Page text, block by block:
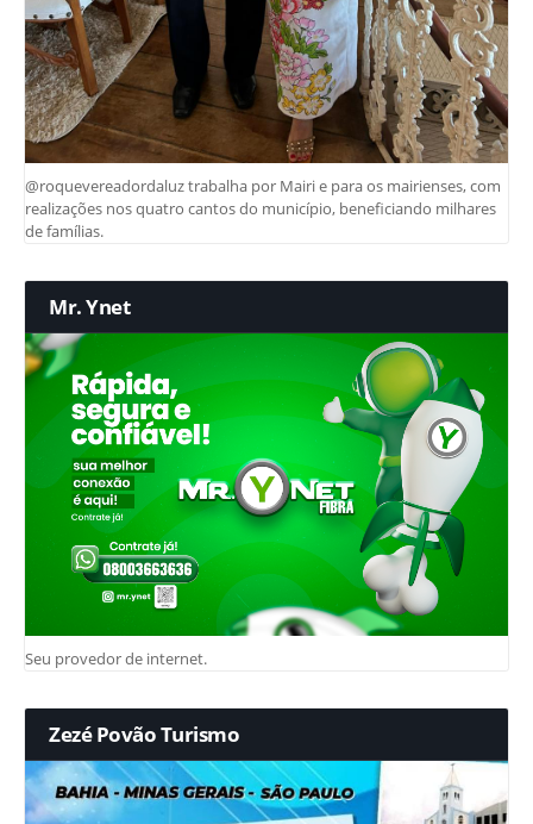
@roquevereadordaluz trabalha por Mairi e para os mairienses, com
realizações nos quatro cantos do município, beneficiando milhares
de famílias.
Mr. Ynet
Seu provedor de internet.
Zezé Povão Turismo